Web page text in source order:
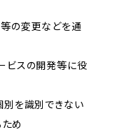
等の変更などを通
ービスの開発等に役
別を識別できない
め